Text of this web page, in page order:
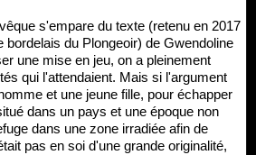
s'empare du texte (retenu en 2017
bordelais du Plongeoir) de Gwendoline
une mise en jeu, on a pleinement
qui l'attendaient. Mais si l'argument
et une jeune fille, pour échapper
dans un pays et une époque non
dans une zone irradiée afin de
pas en soi d'une grande originalité,